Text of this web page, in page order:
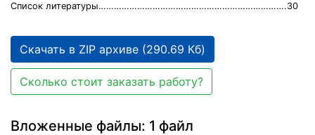
Список литературы……………………………………………………………….30
Скачать в ZIP архиве (290.69 Кб)
Сколько стоит заказать работу?
Вложенные файлы: 1 файл